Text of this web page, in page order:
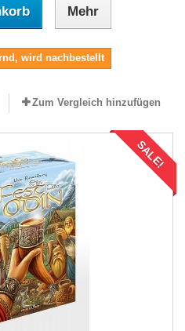
Mehr
wird nachbestellt
Zum Vergleich hinzufügen
SALE!